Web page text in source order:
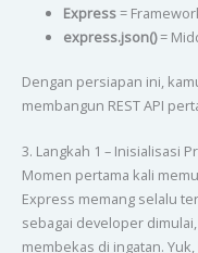
Express=
express.json()=
Dengan persiapan ini,
membangun REST API
3. Langkah 1 – Inisialisasi
Momen pertama kali
Express memang selalu
sebagai developer
membekas di ingatan.